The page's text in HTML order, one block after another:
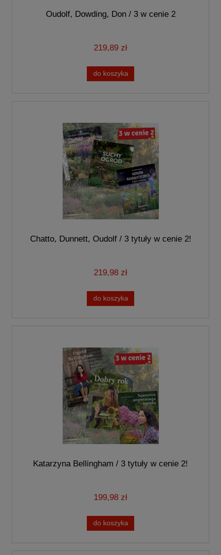
Oudolf, Dowding, Don / 3 w cenie 2
219,89 zł
do koszyka
Chatto, Dunnett, Oudolf / 3 tytuły w cenie 2!
219,98 zł
do koszyka
Katarzyna Bellingham / 3 tytuły w cenie 2!
199,98 zł
do koszyka